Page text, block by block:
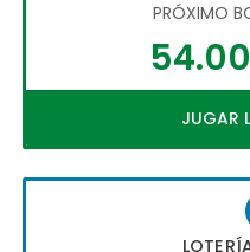
PRÓXIMO
JUGAR